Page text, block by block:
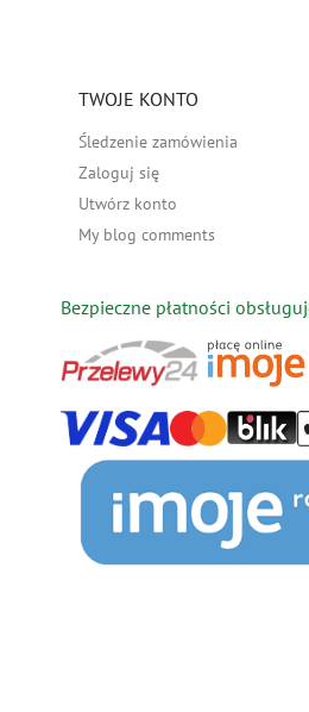
TWOJE KONTO
Śledzenie zamówienia
Zaloguj się
Utwórz konto
My blog comments
Bezpieczne płatności